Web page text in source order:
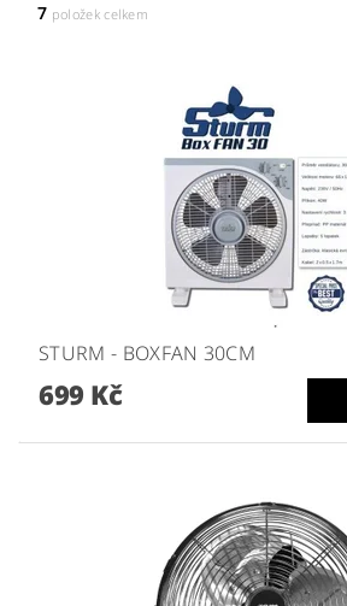
7 položek celkem
STURM - BOXFAN 30CM
699 Kč